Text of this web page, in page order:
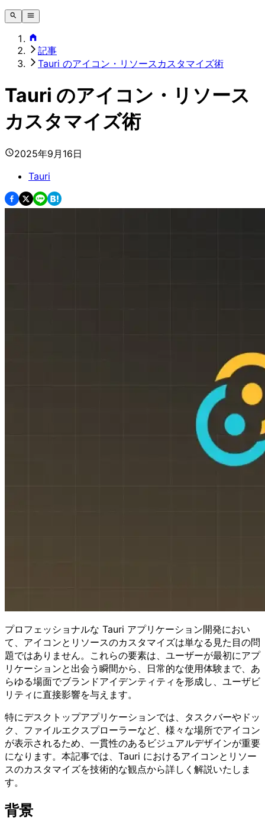
記事
Tauri のアイコン・リソースカスタマイズ術
Tauri のアイコン・リソース
カスタマイズ術
2025年9月16日
Tauri
プロフェッショナルな Tauri アプリケーション開発におい
て、アイコンとリソースのカスタマイズは単なる見た目の問
題ではありません。これらの要素は、ユーザーが最初にアプ
リケーションと出会う瞬間から、日常的な使用体験まで、あ
らゆる場面でブランドアイデンティティを形成し、ユーザビ
リティに直接影響を与えます。
特にデスクトップアプリケーションでは、タスクバーやドッ
ク、ファイルエクスプローラーなど、様々な場所でアイコン
が表示されるため、一貫性のあるビジュアルデザインが重要
になります。本記事では、Tauri におけるアイコンとリソー
スのカスタマイズを技術的な観点から詳しく解説いたしま
す。
背景